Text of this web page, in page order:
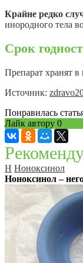
Крайне редко
инородного тела
Срок
Препарат хранят
Источник:
Понравилась
Лайк автору 0
Н Ноноксинол
Ноноксинол –